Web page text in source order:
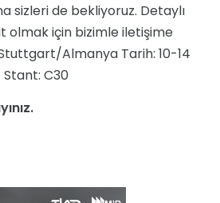
sizleri de bekliyoruz. Detaylı
olmak için bizimle iletişime
Almanya Tarih: 10-14
Stant: C30